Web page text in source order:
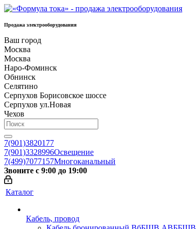
Продажа электрооборудования
Ваш город
Москва
Москва
Наро-Фоминск
Обнинск
Селятино
Серпухов Борисовское шоссе
Серпухов ул.Новая
Чехов
7(901)3820177
7(901)3328996Освещение
7(499)7077157Многоканальный
Звоните с 9:00 до 19:00
Каталог
Кабель, провод